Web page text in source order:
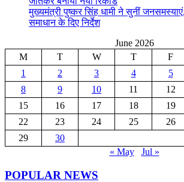
मुख्यमंत्री पुष्कर सिंह धामी ने सुनीं
समाधान के दिए निर्देश
June 2026
M
T W T F
1
2 3 4 5
8
9 10 11 12
15
16 17 18 19
22
23 24 25 26
29
30
« May
Jul »
POPULAR NEWS